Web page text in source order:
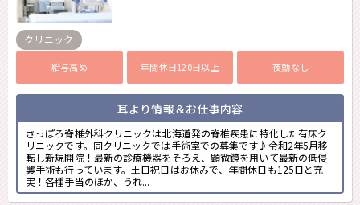
クリニック
給与高め 年間休日120日以上 夜勤なし
耳より情報＆お仕事内容
さっぽろ脊椎外科クリニックは北海道発の脊椎疾患に特化した有床ク
リニックです。同クリニックでは手術室での募集です♪令和2年5月移
転し新規開院！最新の診療機器をそろえ、顕微鏡を用いて最新の低侵
襲手術も行っています。土日祝日はお休みで、年間休日も125日と充
実！各種手当のほか、うれ...